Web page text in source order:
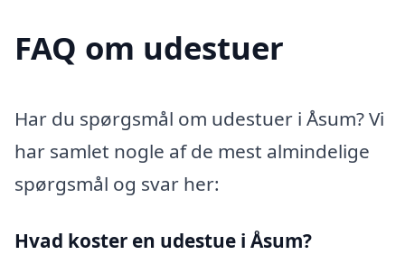
FAQ om udestuer
Har du spørgsmål om udestuer i Åsum? Vi
har samlet nogle af de mest almindelige
spørgsmål og svar her:
Hvad koster en udestue i Åsum?